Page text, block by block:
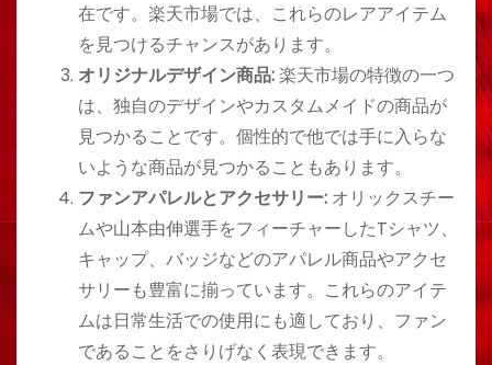
在です。楽天市場では、これらのレアアイテム
を見つけるチャンスがあります。
オリジナルデザイン商品:楽天市場の特徴の一つ
は、独自のデザインやカスタムメイドの商品が
見つかることです。個性的で他では手に入らな
いような商品が見つかることもあります。
ファンアパレルとアクセサリー: オリックスチー
ムや山本由伸選手をフィーチャーしたTシャツ、
キャップ、バッジなどのアパレル商品やアクセ
サリーも豊富に揃っています。これらのアイテ
ムは日常生活での使用にも適しており、ファン
であることをさりげなく表現できます。